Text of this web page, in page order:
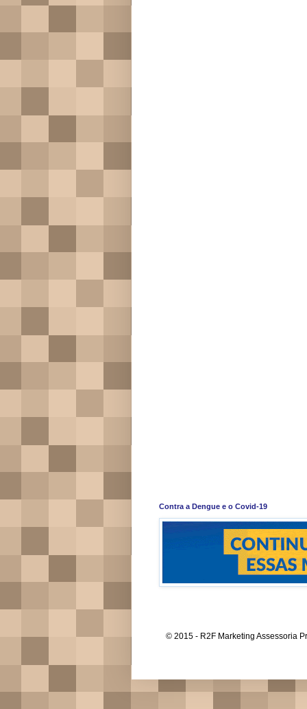
Contra a Dengue e o Covid-19
© 2015 - R2F Marketing Assessoria